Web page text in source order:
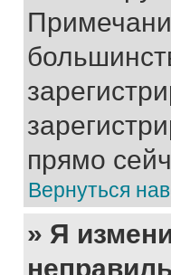
прямо
Вернуться
» Я